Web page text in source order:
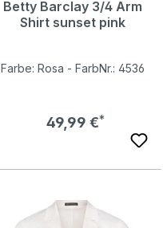
Betty Barclay 3/4 Arm
Shirt sunset pink
Farbe: Rosa - FarbNr.: 4536
Regulärer Preis:
49,99 €